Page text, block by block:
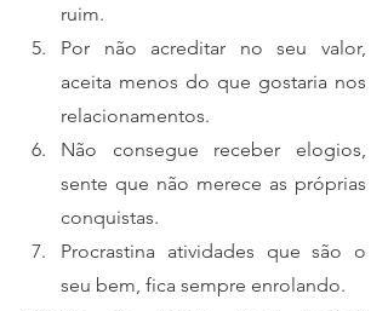
ruim.
Por não acreditar no seu valor,
aceita menos do que gostaria nos
relacionamentos.
Não consegue receber elogios,
sente que não merece as próprias
conquistas.
Procrastina atividades que são o
seu bem, fica sempre enrolando.